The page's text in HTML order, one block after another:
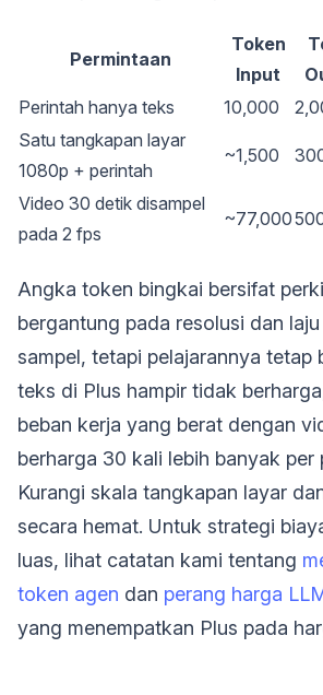
Permintaan
Token
Input
Perintah hanya teks
10,000
Satu tangkapan layar
1080p + perintah
~1,500
Video 30 detik disampel
pada 2 fps
~77,000
Angka token bingkai bersifat
bergantung pada resolusi dan
sampel, tetapi pelajarannya tetap
teks di Plus hampir tidak
beban kerja yang berat dengan
berharga 30 kali lebih banyak per
Kurangi skala tangkapan layar
secara hemat. Untuk strategi
luas, lihat catatan kami tentang
token agen dan perang harga
yang menempatkan Plus pada